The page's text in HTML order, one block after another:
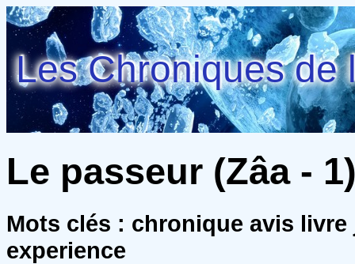
Les Chroniques de
Le passeur (Zâa -
Mots clés : chronique avis
experience